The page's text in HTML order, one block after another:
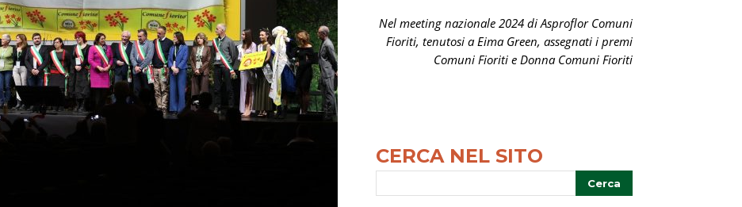
Nel meeting nazionale 2024 di Asproflor Comuni
Fioriti, tenutosi a Eima Green, assegnati i premi
Comuni Fioriti e Donna Comuni Fioriti
CERCA NEL SITO